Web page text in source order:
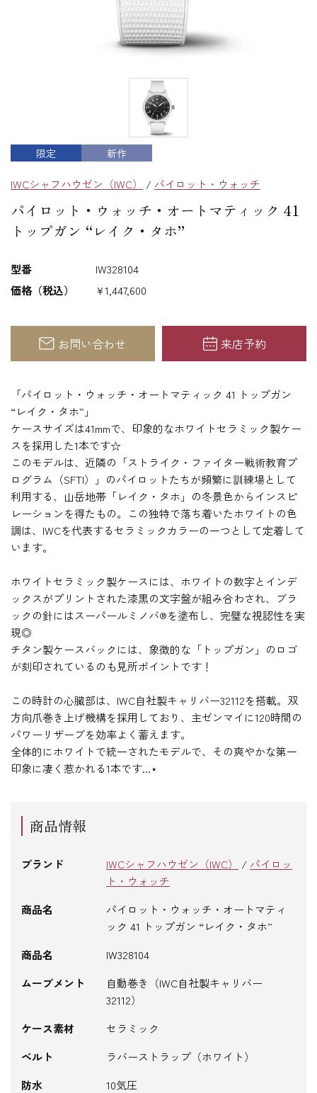
限定 新作
IWCシャフハウゼン（IWC） / パイロット・ウォッチ
パイロット・ウォッチ・オートマティック 41
トップガン “レイク・タホ”
型番
IW328104
価格（税込）
¥1,447,600
お問い合わせ 来店予約
「パイロット・ウォッチ・オートマティック 41 トップガン
“レイク・タホ”」
ケースサイズは41mmで、印象的なホワイトセラミック製ケー
スを採用した1本です☆
このモデルは、近隣の「ストライク・ファイター戦術教育プ
ログラム（SFTI）」のパイロットたちが頻繁に訓練場として
利用する、山岳地帯「レイク・タホ」の冬景色からインスピ
レーションを得たもの。この独特で落ち着いたホワイトの色
調は、IWCを代表するセラミックカラーの一つとして定着して
います。
ホワイトセラミック製ケースには、ホワイトの数字とインデ
ックスがプリントされた漆黒の文字盤が組み合わされ、ブラ
ックの針にはスーパールミノバ®を塗布し、完璧な視認性を実
現◎
チタン製ケースバックには、象徴的な「トップガン」のロゴ
が刻印されているのも見所ポイントです！
この時計の心臓部は、IWC自社製キャリバー32112を搭載。双
方向爪巻き上げ機構を採用しており、主ゼンマイに120時間の
パワーリザーブを効率よく蓄えます。
全体的にホワイトで統一されたモデルで、その爽やかな第一
印象に凄く惹かれる1本です...⋆
商品情報
ブランド IWCシャフハウゼン（IWC） / パイロッ
ト・ウォッチ
商品名
パイロット・ウォッチ・オートマティ
ック 41 トップガン “レイク・タホ”
商品名
IW328104
ムーブメント
自動巻き（IWC自社製キャリバー
32112）
ケース素材
セラミック
ベルト
ラバーストラップ（ホワイト）
防水
10気圧